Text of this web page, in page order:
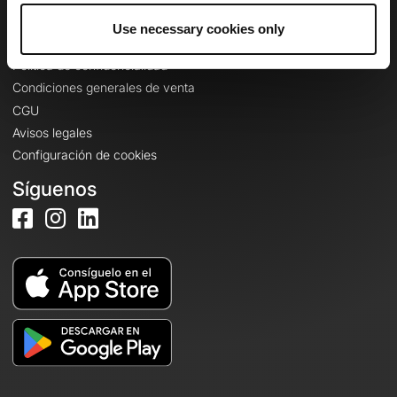
Use necessary cookies only
Información legal
Política de confidencialidad
Condiciones generales de venta
CGU
Avisos legales
Configuración de cookies
Síguenos